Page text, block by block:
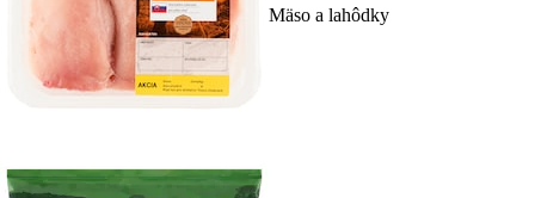
Mäso a lahôdky